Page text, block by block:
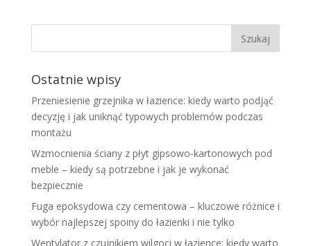
Ostatnie wpisy
Przeniesienie grzejnika w łazience: kiedy warto podjąć
decyzję i jak uniknąć typowych problemów podczas
montażu
Wzmocnienia ściany z płyt gipsowo-kartonowych pod
meble – kiedy są potrzebne i jak je wykonać
bezpiecznie
Fuga epoksydowa czy cementowa – kluczowe różnice i
wybór najlepszej spoiny do łazienki i nie tylko
Wentylator z czujnikiem wilgoci w łazience: kiedy warto